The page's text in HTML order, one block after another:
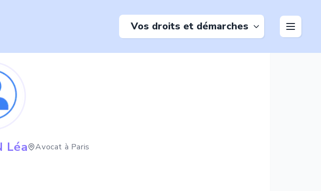
Vos droits et démarches
Léa Avocat à Paris